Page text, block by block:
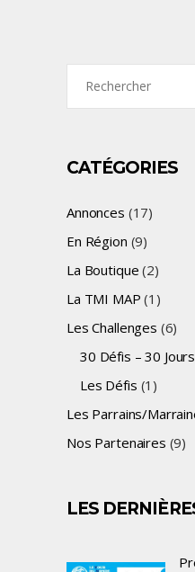
CATÉGORIES
Annonces (17)
En Région (9)
La Boutique (2)
La TMI MAP (1)
Les Challenges (6)
30 Défis – 30 Jours
Les Défis (1)
Les Parrains/
Nos Partenaires (9)
LES